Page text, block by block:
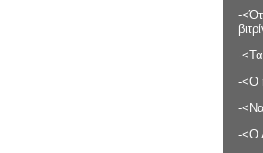
-
-
-<Ο
-
-<Ο